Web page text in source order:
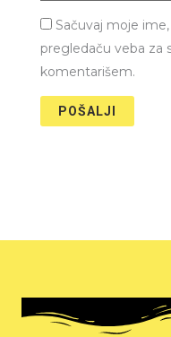
Sačuvaj moje
pregledaču veba za
komentarišem.